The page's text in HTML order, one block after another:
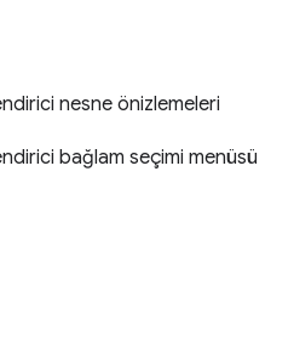
nesne önizlemeleri
bağlam seçimi menüsü